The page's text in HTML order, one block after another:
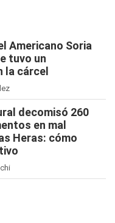
Americano Soria
tuvo un
la cárcel
decomisó 260
en mal
Heras: cómo